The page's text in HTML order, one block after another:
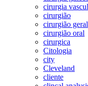
cirurgia
cirurgião
cirurgião geral
cirurgião oral
cirurgica
Citologia
city
Cleveland
cliente